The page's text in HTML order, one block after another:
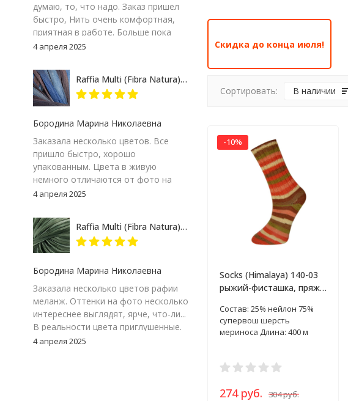
Скидка до конца июля!
Сортировать: В наличии
-10%
Socks (Himalaya) 140-03
рыжий-фисташка, пряжа
Состав: 25% нейлон 75%
супервош шерсть
мериноса Длина: 400 м
274 руб. 304 руб.
думаю, то, что надо. Заказ пришел
быстро, Нить очень комфортная,
приятная в работе. Больше пока
сказать не могу – посмотрим на
пятерку и товару и продавцу за
качество сопровождения заказа!
4 апреля 2025
Raffia Multi (Fibra Natura) 117-07 сине-серый, пряжа 35г
Бородина Марина Николаевна
Заказала несколько цветов. Все
пришло быстро, хорошо
упакованным. Цвета в живую
немного отличаются от фото на
экране компьютера, но мне
Думаю, изделие получится
интересным
4 апреля 2025
Raffia Multi (Fibra Natura) 117-24 зеленый меланж, пряжа 35г
Бородина Марина Николаевна
Заказала несколько цветов рафии
меланж. Оттенки на фото несколько
интереснее выглядят, ярче, что-ли...
В реальности цвета приглушенные.
Цвет 117-24, зеленый меланж. Мне
4 апреля 2025